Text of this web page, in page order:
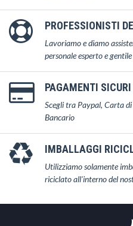
PROFESSIONISTI
Lavoriamo e diamo
personale esperto e
PAGAMENTI SICURI
Scegli tra Paypal, Carta
Bancario
IMBALLAGGI
Utilizziamo solamente
riciclato all'interno del